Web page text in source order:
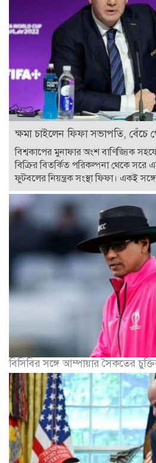
ক্ষমা চাইলেন ফিফা সভাপতি, বেঁচে
বিশ্বকাপের মুনাফার অংশ বাণিজ্যিক
বিক্রির বিতর্কিত পরিকল্পনা থেকে সরে
ফুটবলের নিয়ন্ত্রক সংস্থা ফিফা। একই
বিসিবির সঙ্গে আম্পায়ার সৈকতের